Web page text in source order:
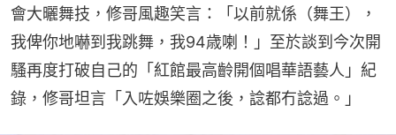
會大曬舞技，修哥風趣笑言：「以前就係（舞王），
我俾你地嚇到我跳舞，我94歳喇！」至於談到今次開
騷再度打破自己的「紅館最高齡開個唱華語藝人」紀
錄，修哥坦言「入咗娛樂圈之後，諗都冇諗過。」